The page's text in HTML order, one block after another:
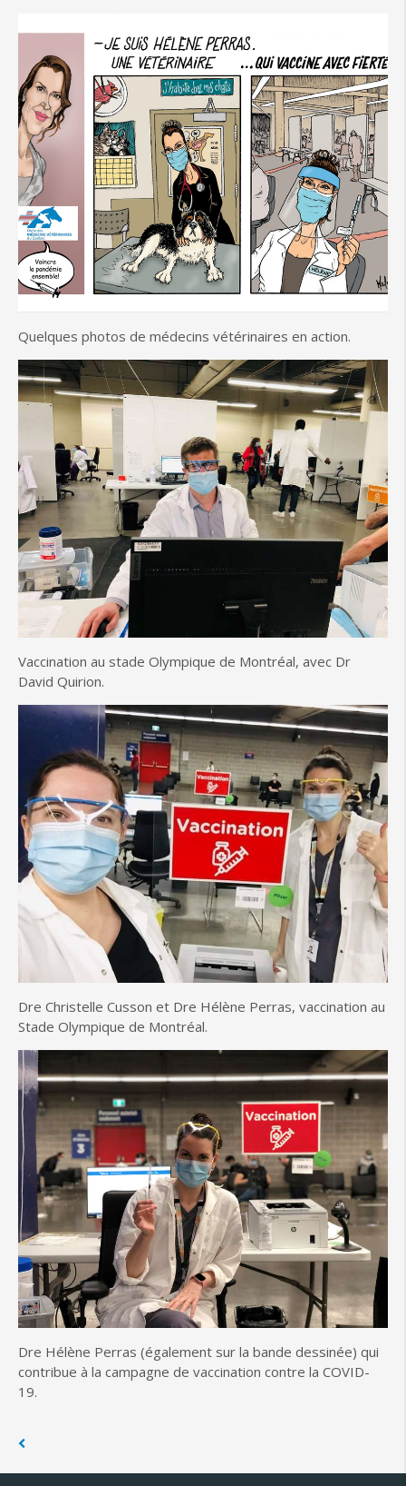
Quelques photos de médecins vétérinaires en action.
Vaccination au stade Olympique de Montréal, avec Dr
David Quirion.
Dre Christelle Cusson et Dre Hélène Perras, vaccination au
Stade Olympique de Montréal.
Dre Hélène Perras (également sur la bande dessinée) qui
contribue à la campagne de vaccination contre la COVID-
19.